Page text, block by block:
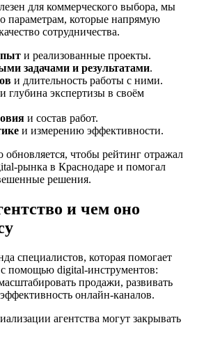
для коммерческого выбора, мы
параметрам, которые напрямую
сотрудничества.
и реализованные проекты.
задачами и результатами.
и длительность работы с ними.
и глубина экспертизы в своём
и состав работ.
и измерению эффективности.
чтобы рейтинг отражал
рынка в Краснодаре и помогал
решения.
и чем оно
специалистов, которая помогает
с помощью digital-инструментов:
продажи, развивать
онлайн-каналов.
агентства могут закрывать